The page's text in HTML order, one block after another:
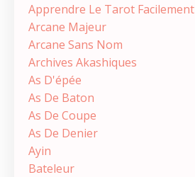
Apprendre Le Tarot Facilement
Arcane Majeur
Arcane Sans Nom
Archives Akashiques
As D'épée
As De Baton
As De Coupe
As De Denier
Ayin
Bateleur